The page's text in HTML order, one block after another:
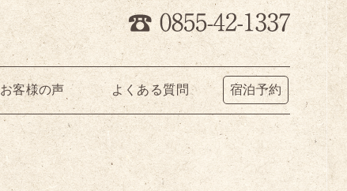
お客様の声 よくある質問 宿泊予約